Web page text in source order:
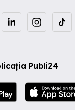
Publi24